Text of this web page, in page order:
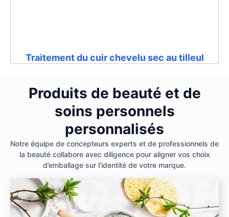
Traitement du cuir chevelu sec au tilleul
Produits de beauté et de
soins personnels
personnalisés
Notre équipe de concepteurs experts et de professionnels de
la beauté collabore avec diligence pour aligner vos choix
d’emballage sur l’identité de votre marque.